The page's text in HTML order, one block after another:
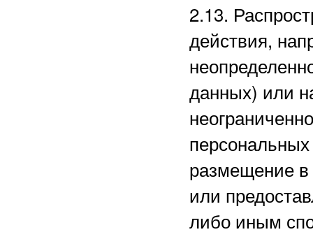
2.13.
действия,
данных) или
размещение
или
либо иным